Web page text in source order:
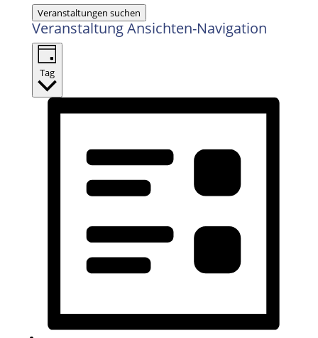
Veranstaltungen suchen
Veranstaltung Ansichten-Navigation
Tag